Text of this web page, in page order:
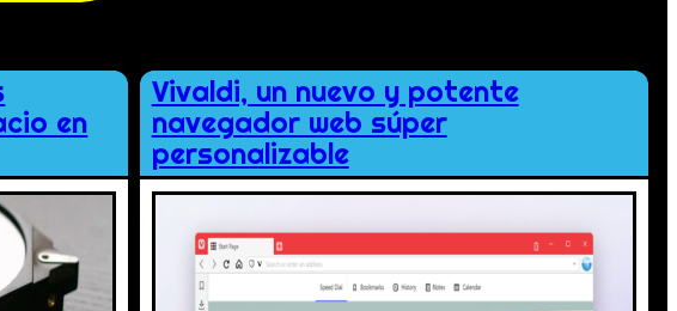
en
Vivaldi, un nuevo y potente
navegador web súper
personalizable